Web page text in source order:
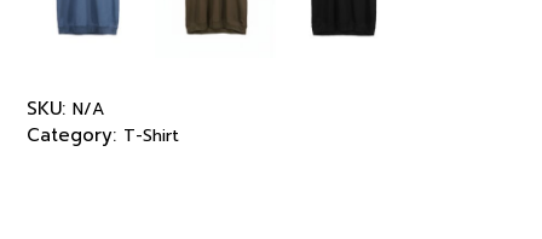
SKU: N/A
Category: T-Shirt